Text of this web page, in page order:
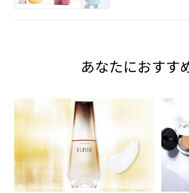
あなたにおすす